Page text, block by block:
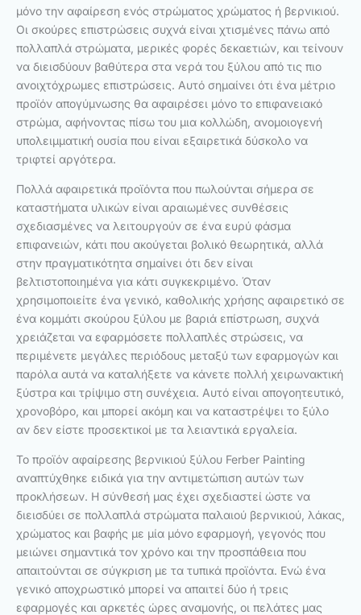
μόνο την αφαίρεση ενός στρώματος χρώματος ή βερνικιού.
Οι σκούρες επιστρώσεις συχνά είναι χτισμένες πάνω από
πολλαπλά στρώματα, μερικές φορές δεκαετιών, και τείνουν
να διεισδύουν βαθύτερα στα νερά του ξύλου από τις πιο
ανοιχτόχρωμες επιστρώσεις. Αυτό σημαίνει ότι ένα μέτριο
προϊόν απογύμνωσης θα αφαιρέσει μόνο το επιφανειακό
στρώμα, αφήνοντας πίσω του μια κολλώδη, ανομοιογενή
υπολειμματική ουσία που είναι εξαιρετικά δύσκολο να
τριφτεί αργότερα.
Πολλά αφαιρετικά προϊόντα που πωλούνται σήμερα σε
καταστήματα υλικών είναι αραιωμένες συνθέσεις
σχεδιασμένες να λειτουργούν σε ένα ευρύ φάσμα
επιφανειών, κάτι που ακούγεται βολικό θεωρητικά, αλλά
στην πραγματικότητα σημαίνει ότι δεν είναι
βελτιστοποιημένα για κάτι συγκεκριμένο. Όταν
χρησιμοποιείτε ένα γενικό, καθολικής χρήσης αφαιρετικό σε
ένα κομμάτι σκούρου ξύλου με βαριά επίστρωση, συχνά
χρειάζεται να εφαρμόσετε πολλαπλές στρώσεις, να
περιμένετε μεγάλες περιόδους μεταξύ των εφαρμογών και
παρόλα αυτά να καταλήξετε να κάνετε πολλή χειρωνακτική
ξύστρα και τρίψιμο στη συνέχεια. Αυτό είναι απογοητευτικό,
χρονοβόρο, και μπορεί ακόμη και να καταστρέψει το ξύλο
αν δεν είστε προσεκτικοί με τα λειαντικά εργαλεία.
Το προϊόν αφαίρεσης βερνικιού ξύλου Ferber Painting
αναπτύχθηκε ειδικά για την αντιμετώπιση αυτών των
προκλήσεων. Η σύνθεσή μας έχει σχεδιαστεί ώστε να
διεισδύει σε πολλαπλά στρώματα παλαιού βερνικιού, λάκας,
χρώματος και βαφής με μία μόνο εφαρμογή, γεγονός που
μειώνει σημαντικά τον χρόνο και την προσπάθεια που
απαιτούνται σε σύγκριση με τα τυπικά προϊόντα. Ενώ ένα
γενικό αποχρωστικό μπορεί να απαιτεί δύο ή τρεις
εφαρμογές και αρκετές ώρες αναμονής, οι πελάτες μας